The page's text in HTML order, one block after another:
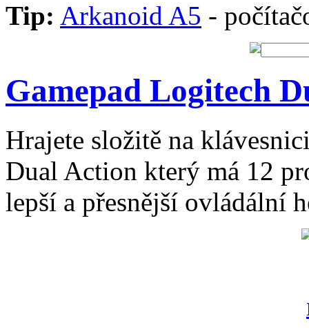
Tip: Arkanoid A5 -
Gamepad Logitech
Hrajete složitě na
Dual Action který má 12
lepší a přesnější ovládální